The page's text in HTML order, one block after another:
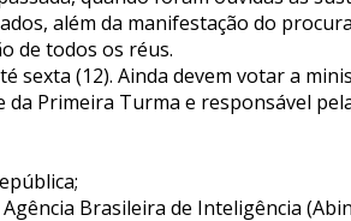
além da manifestação do
de todos os réus.
sexta (12). Ainda devem votar a
Primeira Turma e responsável
Brasileira de Inteligência